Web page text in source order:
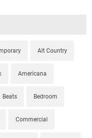
Alt Country
Americana
Beats Bedroom
Commercial